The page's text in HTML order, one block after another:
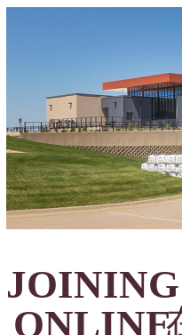
JOINING
ONLINE